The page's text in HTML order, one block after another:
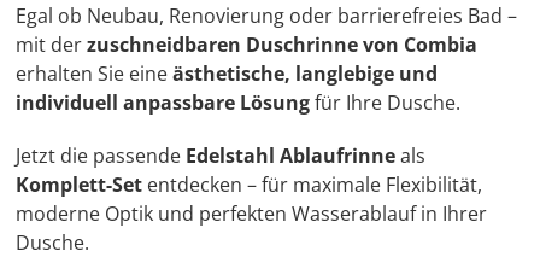
Egal ob Neubau, Renovierung oder barrierefreies Bad –
mit derzuschneidbaren Duschrinne von Combia
erhalten Sie eineästhetische, langlebige und
individuell anpassbare Lösungfür Ihre Dusche.
Jetzt die passende Edelstahl Ablaufrinneals
Komplett-Set entdecken – für maximale Flexibilität,
moderne Optik und perfekten Wasserablauf in Ihrer
Dusche.